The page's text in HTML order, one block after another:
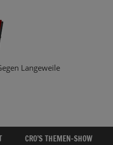
Langeweile
CRO’S THEMEN-SHOW